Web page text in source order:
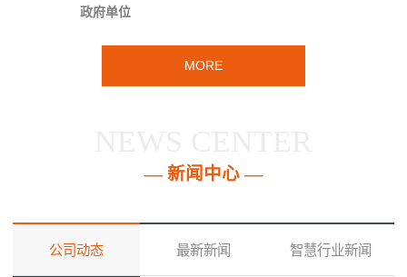
政府单位
MORE
— 新闻中心 —
公司动态 最新新闻 智慧行业新闻